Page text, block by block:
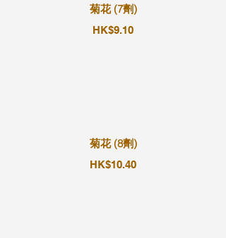
菊花 (7劑)
HK$9.10
菊花 (8劑)
HK$10.40